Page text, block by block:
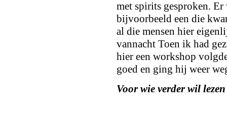
met spirits gesproken. Er
bijvoorbeeld een die
al die mensen hier
vannacht Toen ik had
hier een workshop
goed en ging hij weer
Voor wie verder wil lezen